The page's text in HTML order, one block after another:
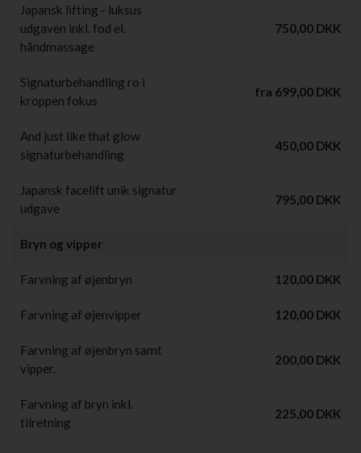
Japansk lifting - luksus
udgaven inkl. fod el.
håndmassage
750,00 DKK
Signaturbehandling ro i
kroppen fokus
fra 699,00 DKK
And just like that glow
signaturbehandling
450,00 DKK
Japansk facelift unik signatur
udgave
795,00 DKK
Bryn og vipper
Farvning af øjenbryn 120,00 DKK
Farvning af øjenvipper 120,00 DKK
Farvning af øjenbryn samt
vipper.
200,00 DKK
Farvning af bryn inkl.
tilretning
225,00 DKK